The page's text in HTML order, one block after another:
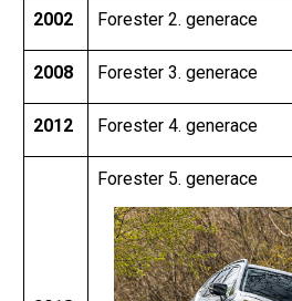
2002 Forester 2. generace
2008 Forester 3. generace
2012 Forester 4. generace
Forester 5. generace